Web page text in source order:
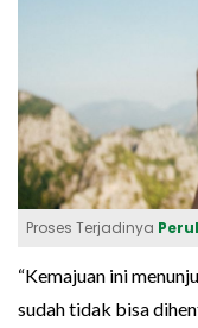
Proses Terjadinya
“Kemajuan ini
sudah tidak bisa